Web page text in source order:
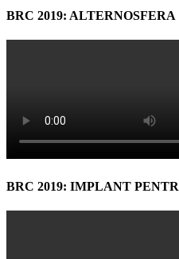
BRC 2019: ALTERNOSFERA
BRC 2019: IMPLANT